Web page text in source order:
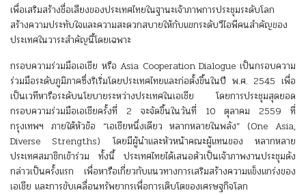
เพื่อเสริมสร้างชื่อเสียงของประเทศไทยในฐานะเจ้าภาพการประชุมระดับโลก
สร้างความประทับใจและความสะดวกสบายให้กับแขกระดับวีไอพีคนสำคัญของ
ประเทศในวาระสำคัญนี้โดยเฉพาะ
กรอบความร่วมมือเอเชีย หรือ Asia Cooperation Dialogue เป็นกรอบความ
ร่วมมือระดับภูมิภาคซึ่งริเริ่มโดยประเทศไทยและก่อตั้งขึ้นในปี พ.ศ. 2545 เพื่อ
เป็นเวทีหารือระดับนโยบายระหว่างประเทศในเอเชีย โดยการประชุมสุดยอด
กรอบความร่วมมือเอเชียครั้งที่ 2 จะจัดขึ้นในวันที่ 10 ตุลาคม 2559 ที่
กรุงเทพฯ ภายใต้หัวข้อ “เอเชียหนึ่งเดียว หลากหลายในพลัง” (One Asia,
Diverse Strengths) โดยมีผู้นำและหัวหน้าคณะผู้แทนของ หลากหลาย
ประเทศสมาชิกเข้าร่วม ทั้งนี้ ประเทศไทยได้เสนอตัวเป็นเจ้าภาพงานประชุมดัง
กล่าวเป็นครั้งแรก เพื่อหารือเกี่ยวกับแนวทางการเสริมสร้างความแข็งแกร่งของ
เอเชีย และการขับเคลื่อนทรัพยากรเพื่อการเติบโตของเศรษฐกิจโลก